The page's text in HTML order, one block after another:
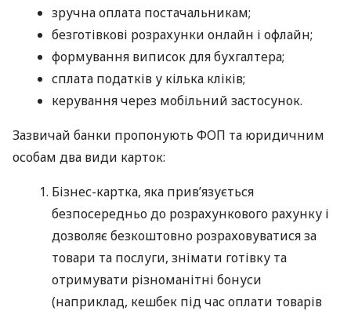
зручна оплата постачальникам;
безготівкові розрахунки онлайн і офлайн;
формування виписок для бухгалтера;
сплата податків у кілька кліків;
керування через мобільний застосунок.
Зазвичай банки пропонують ФОП та юридичним
особам два види карток:
Бізнес-картка, яка прив’язується
безпосередньо до розрахункового рахунку і
дозволяє безкоштовно розраховуватися за
товари та послуги, знімати готівку та
отримувати різноманітні бонуси
(наприклад, кешбек під час оплати товарів